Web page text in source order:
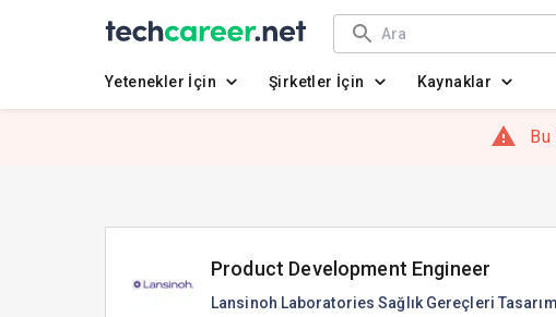
Yetenekler İçin Şirketler İçin Kaynaklar
Bu
Product Development Engineer